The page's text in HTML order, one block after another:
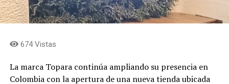
674 Vistas
La marca Topara continúa ampliando su presencia en
Colombia con la apertura de una nueva tienda ubicada